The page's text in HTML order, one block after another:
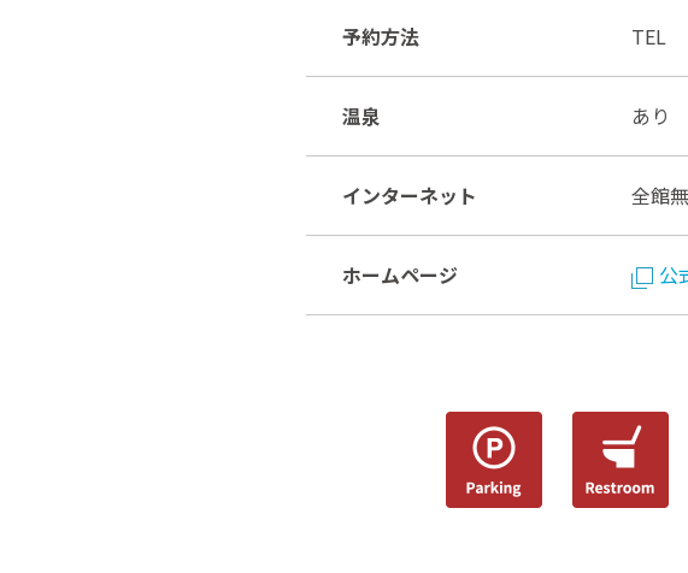
予約方法 TEL
温泉 あり
インターネット 全館
ホームページ 公